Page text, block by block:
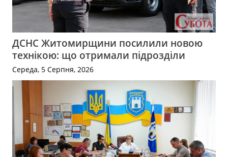
ДСНС Житомирщини посилили новою
технікою: що отримали підрозділи
Середа, 5 Серпня, 2026